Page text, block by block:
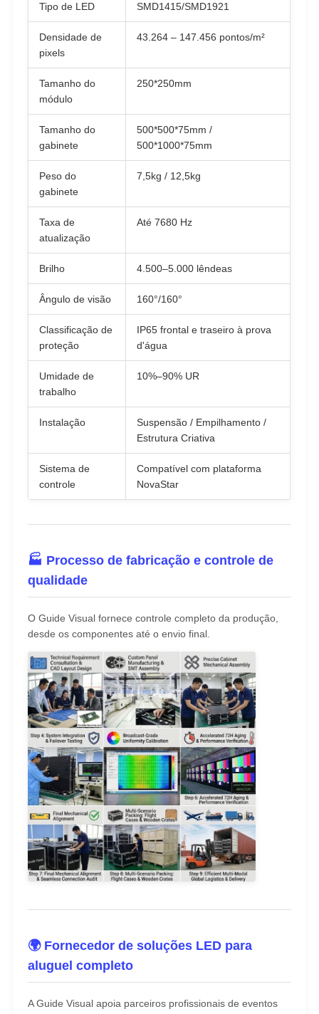
Tipo de LED SMD1415/SMD1921
Densidade de
pixels
43.264 – 147.456 pontos/m²
Tamanho do
módulo
250*250mm
Tamanho do
gabinete
500*500*75mm /
500*1000*75mm
Peso do
gabinete
7,5kg / 12,5kg
Taxa de
atualização
Até 7680 Hz
Brilho 4.500–5.000 lêndeas
Ângulo de visão 160°/160°
Classificação de
proteção
IP65 frontal e traseiro à prova
d'água
Umidade de
trabalho
10%–90% UR
Instalação
Suspensão / Empilhamento /
Estrutura Criativa
Sistema de
controle
Compatível com plataforma
NovaStar
🏭 Processo de fabricação e controle de
qualidade
O Guide Visual fornece controle completo da produção,
desde os componentes até o envio final.
🌍 Fornecedor de soluções LED para
aluguel completo
A Guide Visual apoia parceiros profissionais de eventos